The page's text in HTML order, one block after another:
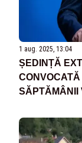
1 aug. 2025, 13:04
ȘEDINȚĂ
SĂPTĂMÂNII
CETĂȚENI